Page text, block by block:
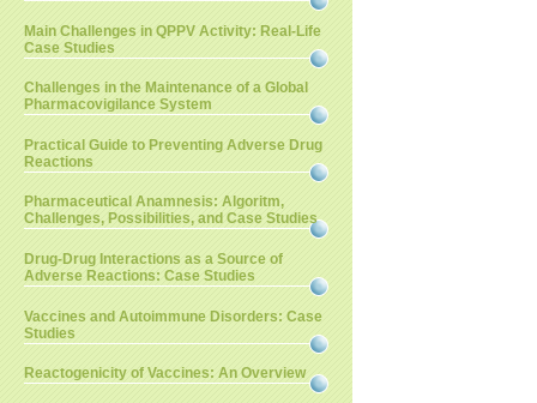
Main Challenges in QPPV Activity: Real-Life
Case Studies
Challenges in the Maintenance of a Global
Pharmacovigilance System
Practical Guide to Preventing Adverse Drug
Reactions
Pharmaceutical Anamnesis: Algoritm,
Challenges, Possibilities, and Case Studies
Drug-Drug Interactions as a Source of
Adverse Reactions: Case Studies
Vaccines and Autoimmune Disorders: Case
Studies
Reactogenicity of Vaccines: An Overview